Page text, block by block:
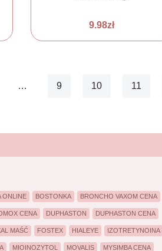
9.98zł
… 9 10 11
ONLINE BOSTONKA BRONCHO VAXOM CENA
CENA DUPHASTON DUPHASTON CENA
MAŚĆ FOSTEX HIALEYE IZOTRETYNOINA
MIOINOZYTOL MOVALIS MYSIMBA CENA